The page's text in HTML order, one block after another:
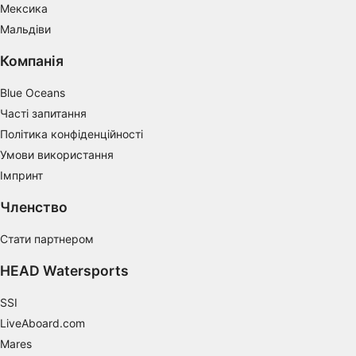
Мексика
Мальдіви
Компанія
Blue Oceans
Часті запитання
Політика конфіденційності
Умови використання
Імпринт
Членство
Стати партнером
HEAD Watersports
SSI
LiveAboard.com
Mares
Identify devices based on information
actively requested
Performance
Functional
Advertising